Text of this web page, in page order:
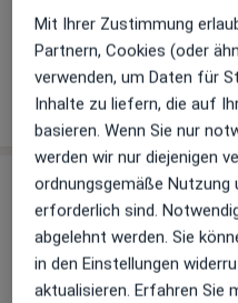
06421...
06421...
Mehr
Erfahrungen
Mit Ihrer Zustimmung
Partnern, Cookies (oder
verwenden, um Daten für
Inhalte zu liefern, die auf
basieren. Wenn Sie nur
werden wir nur diejenigen
ordnungsgemäße
erforderlich sind.
abgelehnt werden. Sie
in den Einstellungen
aktualisieren. Erfahren Sie